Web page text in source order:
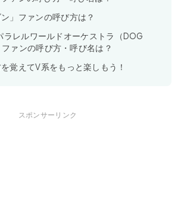
ン」ファンの呼び方は？
ラレルワールドオーケストラ（DOG
ァンの呼び方・呼び名は？
覚えてV系をもっと楽しもう！
スポンサーリンク